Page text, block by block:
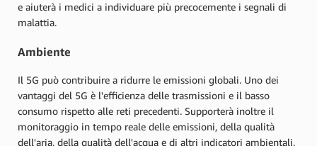
e aiuterà i medici a individuare più precocemente i segnali di
malattia.
Ambiente
Il 5G può contribuire a ridurre le emissioni globali. Uno dei
vantaggi del 5G è l'efficienza delle trasmissioni e il basso
consumo rispetto alle reti precedenti. Supporterà inoltre il
monitoraggio in tempo reale delle emissioni, della qualità
dell'aria, della qualità dell'acqua e di altri indicatori ambientali.